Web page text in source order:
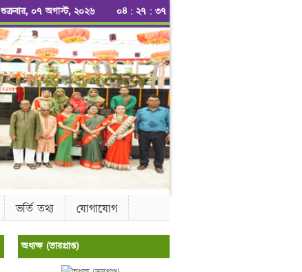
শুক্রবার, ০৭ অগাস্ট, ২০২৬ ০৪ : ২৭ : ৩৭
ভর্তি তথ্য যোগাযোগ
অধ্যক্ষ (ভারপ্রাপ্ত)